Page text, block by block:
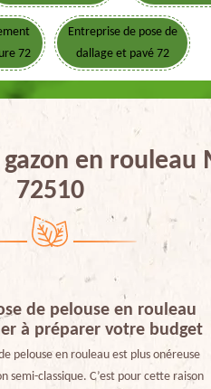
72
Entreprise de pose de
dallage et pavé 72
en rouleau
72510
de pelouse en rouleau
à préparer votre budget
pelouse en rouleau est plus onéreuse
semi-classique. C’est pour cette raison